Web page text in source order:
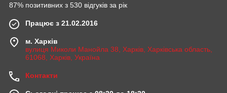
87% позитивних з 530 відгуків за рік
Працює з 21.02.2016
м. Харків
вулиця Миколи Манойла 38, Харків, Харківська область,
61068, Харків, Україна
Контакти